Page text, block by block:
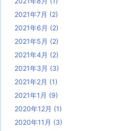
2021年7月 (2)
2021年6月 (2)
2021年5月 (2)
2021年4月 (2)
2021年3月 (3)
2021年2月 (1)
2021年1月 (9)
2020年12月 (1)
2020年11月 (3)